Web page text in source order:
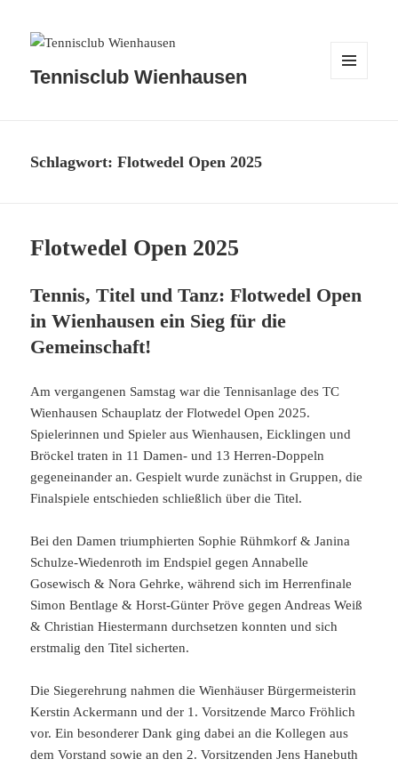
Tennisclub Wienhausen
Schlagwort:Flotwedel Open 2025
Flotwedel Open 2025
Tennis, Titel und Tanz: Flotwedel Open
in Wienhausen ein Sieg für die
Gemeinschaft!
Am vergangenen Samstag war die Tennisanlage des TC
Wienhausen Schauplatz der Flotwedel Open 2025.
Spielerinnen und Spieler aus Wienhausen, Eicklingen und
Bröckel traten in 11 Damen- und 13 Herren-Doppeln
gegeneinander an. Gespielt wurde zunächst in Gruppen, die
Finalspiele entschieden schließlich über die Titel.
Bei den Damen triumphierten Sophie Rühmkorf & Janina
Schulze-Wiedenroth im Endspiel gegen Annabelle
Gosewisch & Nora Gehrke, während sich im Herrenfinale
Simon Bentlage & Horst-Günter Pröve gegen Andreas Weiß
& Christian Hiestermann durchsetzen konnten und sich
erstmalig den Titel sicherten.
Die Siegerehrung nahmen die Wienhäuser Bürgermeisterin
Kerstin Ackermann und der 1. Vorsitzende Marco Fröhlich
vor. Ein besonderer Dank ging dabei an die Kollegen aus
dem Vorstand sowie an den 2. Vorsitzenden Jens Hanebuth